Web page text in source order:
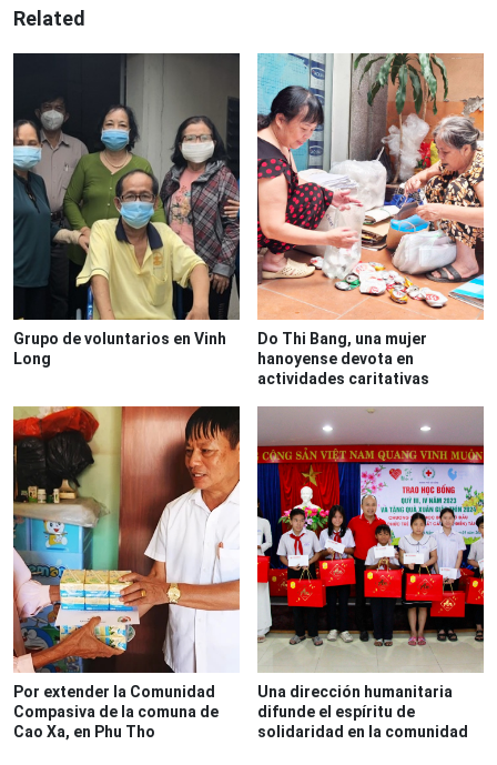
Related
Grupo de voluntarios en Vinh
Long
Do Thi Bang, una mujer
hanoyense devota en
actividades caritativas
Por extender la Comunidad
Compasiva de la comuna de
Cao Xa, en Phu Tho
Una dirección humanitaria
difunde el espíritu de
solidaridad en la comunidad